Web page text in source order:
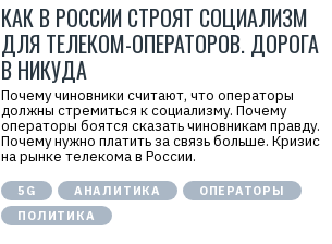
КАК В РОССИИ СТРОЯТ СОЦИАЛИЗМ
ДЛЯ ТЕЛЕКОМ-ОПЕРАТОРОВ. ДОРОГА
В НИКУДА
Почему чиновники считают, что операторы
должны стремиться к социализму. Почему
операторы боятся сказать чиновникам правду.
Почему нужно платить за связь больше. Кризис
на рынке телекома в России.
5G АНАЛИТИКА
ОПЕРАТОРЫ
ПОЛИТИКА
а
в
э
й
Н
Н
:
7
7
1
4